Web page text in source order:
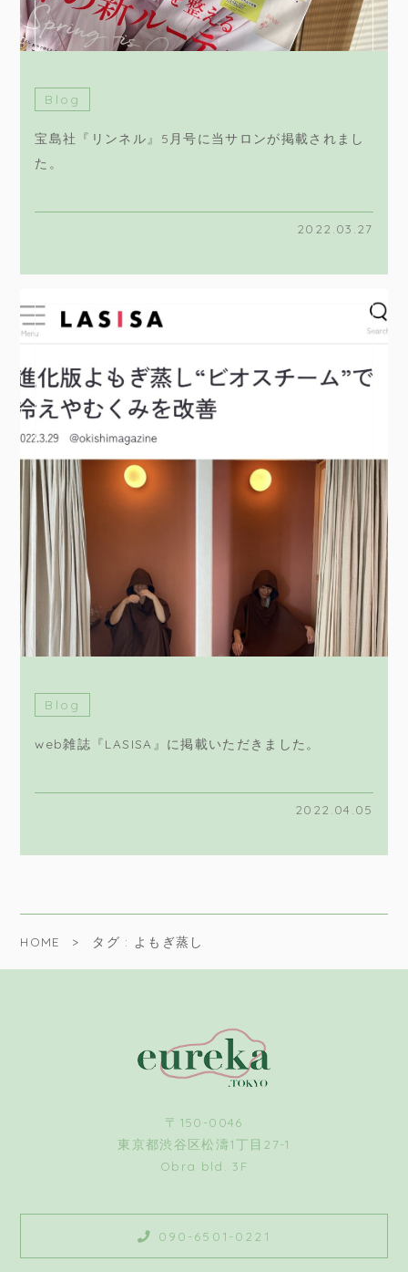
Blog
宝島社『リンネル』5月号に当サロンが掲載されまし
た。
2022.03.27
Blog
web雑誌『LASISA』に掲載いただきました。
2022.04.05
HOME タグ : よもぎ蒸し
〒150-0046
東京都渋谷区松濤1丁目27-1
Obra bld. 3F
090-6501-0221